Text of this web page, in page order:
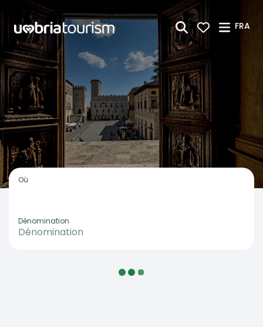
Saut au contenu principal
FRA
Où
Dénomination